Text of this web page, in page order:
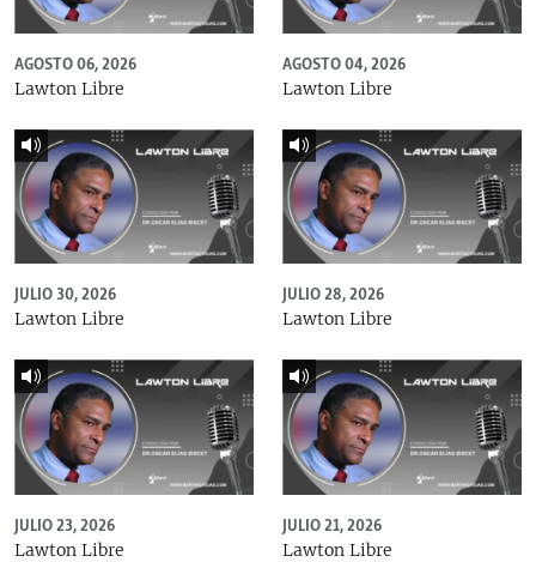
AGOSTO 06, 2026
Lawton Libre
AGOSTO 04, 2026
Lawton Libre
JULIO 30, 2026
Lawton Libre
JULIO 28, 2026
Lawton Libre
JULIO 23, 2026
Lawton Libre
JULIO 21, 2026
Lawton Libre